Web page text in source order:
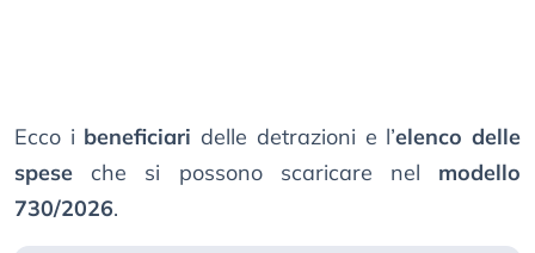
Ecco i beneficiari delle detrazioni e l’elenco delle
spese che si possono scaricare nel modello
730/2026.